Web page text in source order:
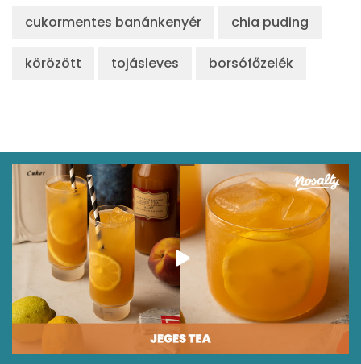
cukormentes banánkenyér chia puding
körözött tojásleves borsófőzelék